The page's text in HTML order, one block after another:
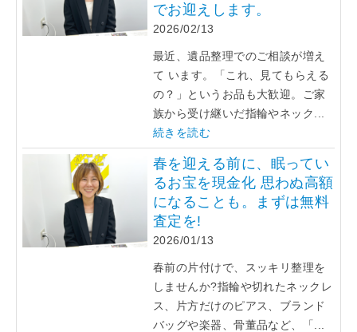
でお迎えします。
2026/02/13
最近、遺品整理でのご相談が増え
て います。「これ、見てもらえる
の？」というお品も大歓迎。ご家
族から受け継いだ指輪やネック...
続きを読む
春を迎える前に、眠ってい
るお宝を現金化 思わぬ高額
になることも。まずは無料
査定を!
2026/01/13
春前の片付けで、スッキリ整理を
しませんか?指輪や切れたネックレ
ス、片方だけのピアス、ブランド
バッグや楽器、骨董品など、「...